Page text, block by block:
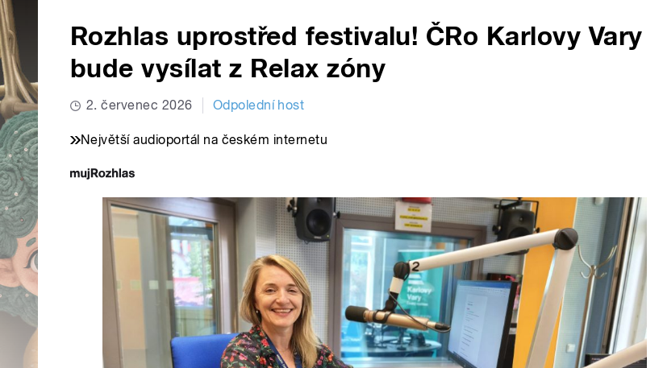
Rozhlas uprostřed festivalu! ČRo Karlovy Vary
bude vysílat z Relax zóny
2. červenec 2026 Odpolední host
Největší audioportál na českém internetu